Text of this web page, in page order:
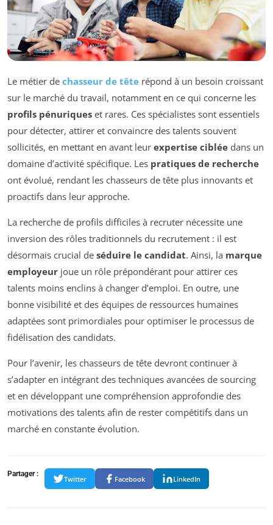
Le métier de chasseur de tête répond à un besoin croissant
sur le marché du travail, notamment en ce qui concerne les
profils pénuriques et rares. Ces spécialistes sont essentiels
pour détecter, attirer et convaincre des talents souvent
sollicités, en mettant en avant leur expertise ciblée dans un
domaine d’activité spécifique. Les pratiques de recherche
ont évolué, rendant les chasseurs de tête plus innovants et
proactifs dans leur approche.
La recherche de profils difficiles à recruter nécessite une
inversion des rôles traditionnels du recrutement : il est
désormais crucial de séduire le candidat. Ainsi, la marque
employeur joue un rôle prépondérant pour attirer ces
talents moins enclins à changer d’emploi. En outre, une
bonne visibilité et des équipes de ressources humaines
adaptées sont primordiales pour optimiser le processus de
fidélisation des candidats.
Pour l’avenir, les chasseurs de tête devront continuer à
s’adapter en intégrant des techniques avancées de sourcing
et en développant une compréhension approfondie des
motivations des talents afin de rester compétitifs dans un
marché en constante évolution.
Partager :
Twitter Facebook LinkedIn